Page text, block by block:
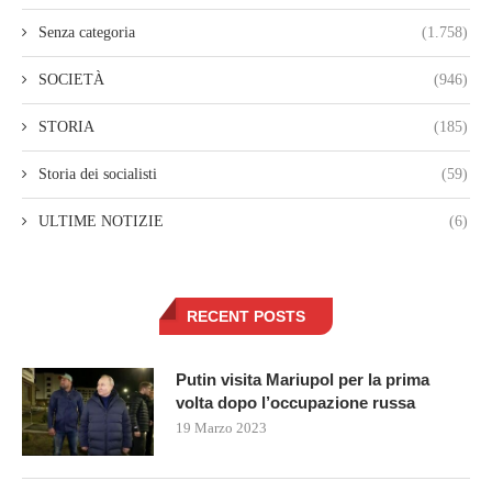
Senza categoria (1.758)
SOCIETÀ (946)
STORIA (185)
Storia dei socialisti (59)
ULTIME NOTIZIE (6)
RECENT POSTS
Putin visita Mariupol per la prima
volta dopo l’occupazione russa
19 Marzo 2023